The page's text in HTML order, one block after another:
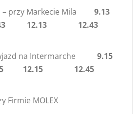
– przy Markecie Mila 9.13
12.13 12.43
na Intermarche 9.15
12.15 12.45
Firmie MOLEX